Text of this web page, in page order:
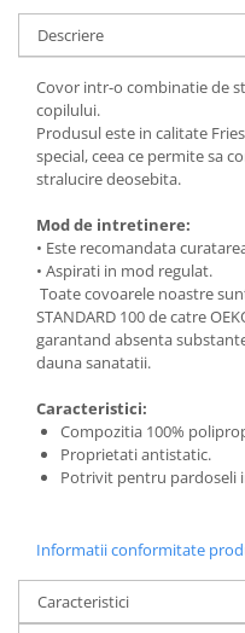
Descriere
Covor intr-o combinatie de
copilului.
Produsul este in calitate
special, ceea ce permite sa
stralucire deosebita.
Mod de intretinere:
• Este recomandata
• Aspirati in mod regulat.
Toate covoarele noastre
STANDARD 100 de catre
garantand absenta
dauna sanatatii.
Caracteristici:
Compozitia 100%
Proprietati antistatic.
Potrivit pentru pardoseli
Informatii conformitate
Caracteristici